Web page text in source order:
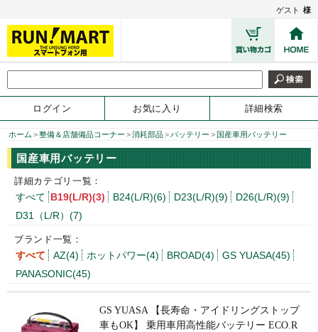
ゲスト 様
ログイン お気に入り 詳細検索
ホーム >整備＆店舗備品コーナー >消耗部品>バッテリー > 国産車用バッテリー
国産車用バッテリー
詳細カテゴリ一覧：
すべて B19(L/R)(3) B24(L/R)(6) D23(L/R)(9)
D26(L/R)(9)
D31（L/R）(7)
ブランド一覧：
すべて AZ(4) ホットパワー(4) BROAD(4)
GS YUASA(45)
PANASONIC(45)
GS YUASA 【長寿命・アイドリングストップ
車もOK】 乗用車用高性能バッテリー ECO.R